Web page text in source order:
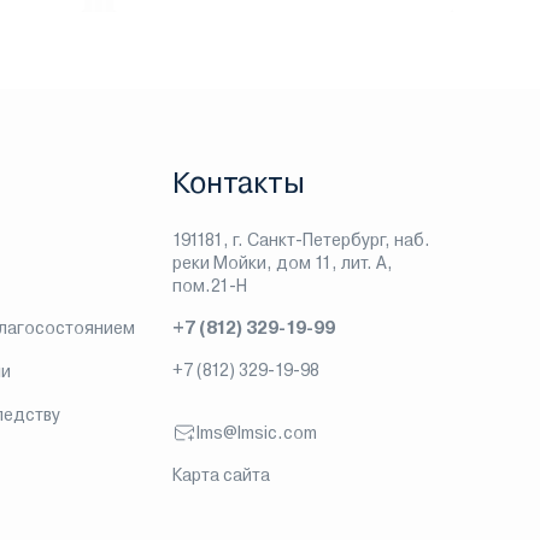
Контакты
191181, г. Санкт-Петербург, наб.
реки Мойки, дом 11, лит. А,
пом.21-Н
+7 (812) 329-19-99
+7 (812) 329-19-98
lms@lmsic.com
Карта сайта